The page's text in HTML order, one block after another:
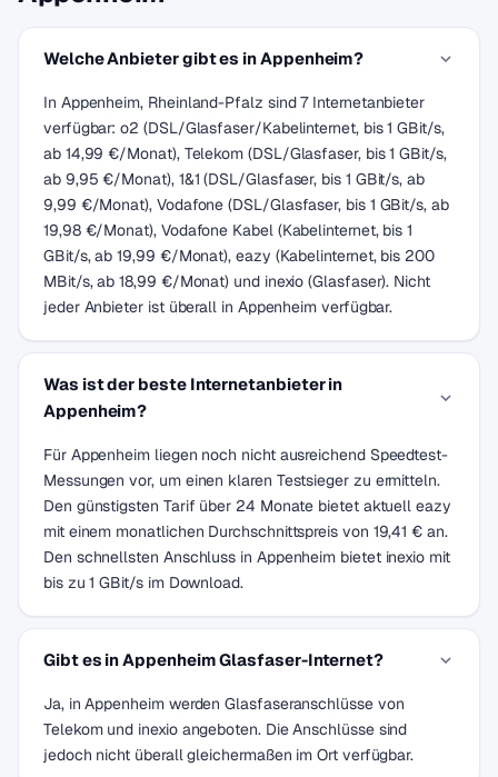
Welche Anbieter gibt es in Appenheim?
In Appenheim, Rheinland-Pfalz sind 7 Internetanbieter
verfügbar: o2 (DSL/Glasfaser/Kabelinternet, bis 1 GBit/s,
ab 14,99 €/Monat), Telekom (DSL/Glasfaser, bis 1 GBit/s,
ab 9,95 €/Monat), 1&1 (DSL/Glasfaser, bis 1 GBit/s, ab
9,99 €/Monat), Vodafone (DSL/Glasfaser, bis 1 GBit/s, ab
19,98 €/Monat), Vodafone Kabel (Kabelinternet, bis 1
GBit/s, ab 19,99 €/Monat), eazy (Kabelinternet, bis 200
MBit/s, ab 18,99 €/Monat) und inexio (Glasfaser). Nicht
jeder Anbieter ist überall in Appenheim verfügbar.
Was ist der beste Internetanbieter in
Appenheim?
Für Appenheim liegen noch nicht ausreichend Speedtest-
Messungen vor, um einen klaren Testsieger zu ermitteln.
Den günstigsten Tarif über 24 Monate bietet aktuell eazy
mit einem monatlichen Durchschnittspreis von 19,41 € an.
Den schnellsten Anschluss in Appenheim bietet inexio mit
bis zu 1 GBit/s im Download.
Gibt es in Appenheim Glasfaser-Internet?
Ja, in Appenheim werden Glasfaseranschlüsse von
Telekom und inexio angeboten. Die Anschlüsse sind
jedoch nicht überall gleichermaßen im Ort verfügbar.